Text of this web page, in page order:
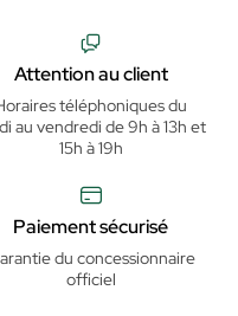
Attention au client
téléphoniques du
au vendredi de 9h à 13h et
15h à 19h
Paiement sécurisé
du concessionnaire
officiel